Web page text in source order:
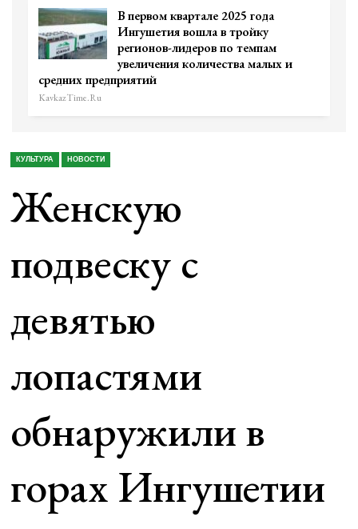
В первом квартале 2025 года
Ингушетия вошла в тройку
регионов-лидеров по темпам
увеличения количества малых и
средних предприятий
KavkazTime.ru
КУЛЬТУРА НОВОСТИ
Женскую
подвеску с
девятью
лопастями
обнаружили в
горах Ингушетии